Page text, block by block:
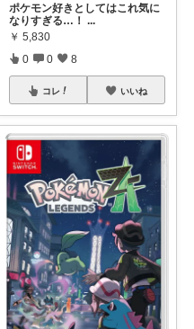
ポケモン好きとしてはこれ気に
なりすぎる…！ ...
￥ 5,830
0 0 8
コレ いいね